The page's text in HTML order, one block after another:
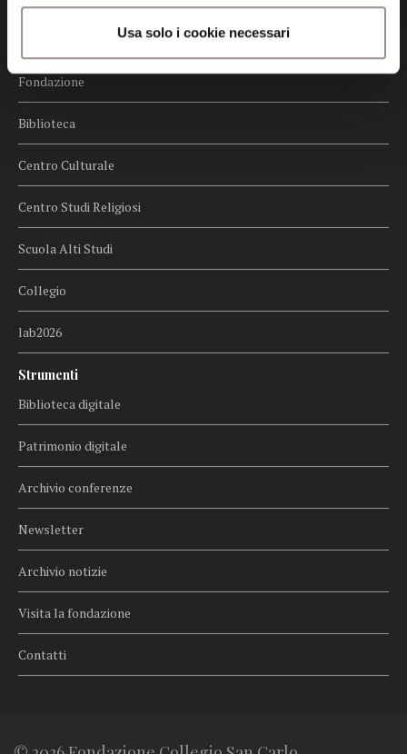
Usa solo i cookie necessari
Whistleblowing
Menu
Fondazione
Biblioteca
Centro Culturale
Centro Studi Religiosi
Scuola Alti Studi
Collegio
lab2026
Strumenti
Biblioteca digitale
Patrimonio digitale
Archivio conferenze
Newsletter
Archivio notizie
Visita la fondazione
Contatti